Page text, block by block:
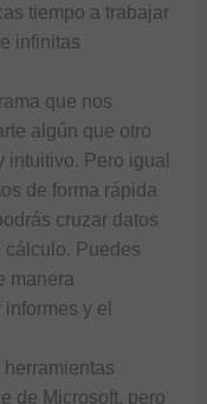
tiempo a trabajar
infinitas
que nos
algún que otro
intuitivo. Pero igual
de forma rápida
cruzar datos
cálculo. Puedes
manera
y el
de Microsoft, pero